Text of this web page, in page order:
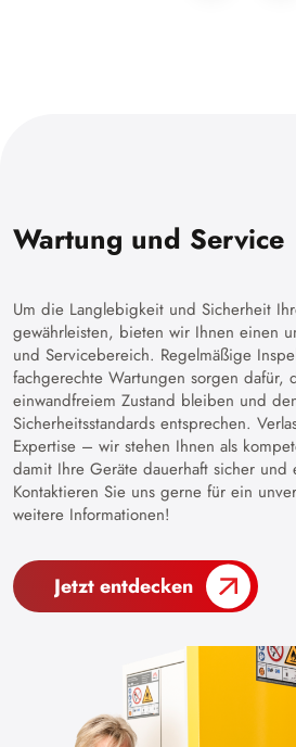
Wartung und Service
Um die Langlebigkeit und Sicherheit
gewährleisten, bieten wir Ihnen einen
und Servicebereich. Regelmäßige
fachgerechte Wartungen sorgen dafür,
einwandfreiem Zustand bleiben und
Sicherheitsstandards entsprechen.
Expertise – wir stehen Ihnen als
damit Ihre Geräte dauerhaft sicher und
Kontaktieren Sie uns gerne für ein
weitere Informationen!
Jetzt entdecken